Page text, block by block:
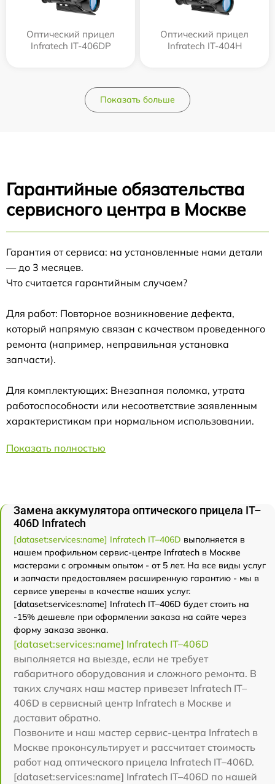
Оптический прицел
Infratech IT-406DP
Оптический прицел
Infratech IT-404H
Показать больше
Гарантийные обязательства
сервисного центра в Москве
Гарантия от сервиса: на установленные нами детали
— до 3 месяцев.
Что считается гарантийным случаем?
Для работ: Повторное возникновение дефекта,
который напрямую связан с качеством проведенного
ремонта (например, неправильная установка
запчасти).
Для комплектующих: Внезапная поломка, утрата
работоспособности или несоответствие заявленным
характеристикам при нормальном использовании.
Показать полностью
Замена аккумулятора оптического прицела IT–
406D Infratech
[dataset:services:name] Infratech IT–406D выполняется в
нашем профильном сервис-центре Infratech в Москве
мастерами с огромным опытом - от 5 лет. На все виды услуг
и запчасти предоставляем расширенную гарантию - мы в
сервисе уверены в качестве наших услуг.
[dataset:services:name] Infratech IT–406D будет стоить на
-15% дешевле при оформлении заказа на сайте через
форму заказа звонка.
[dataset:services:name] Infratech IT–406D
выполняется на выезде, если не требует
габаритного оборудования и сложного ремонта. В
таких случаях наш мастер привезет Infratech IT–
406D в сервисный центр Infratech в Москве и
доставит обратно.
Позвоните и наш мастер сервис-центра Infratech в
Москве проконсультирует и рассчитает стоимость
работ над оптического прицела Infratech IT–406D.
[dataset:services:name] Infratech IT–406D по нашей